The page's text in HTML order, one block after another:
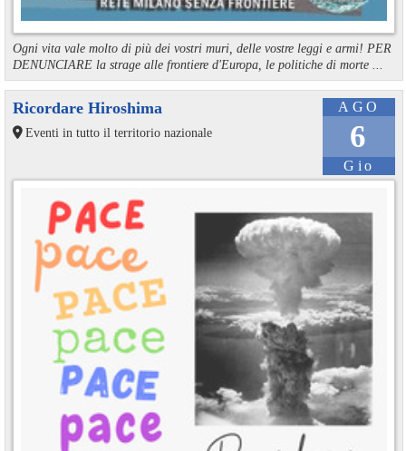
Ogni vita vale molto di più dei vostri muri, delle vostre leggi e armi! PER
DENUNCIARE la strage alle frontiere d'Europa, le politiche di morte ...
AGO
6
Gio
Ricordare Hiroshima
Eventi in tutto il territorio nazionale